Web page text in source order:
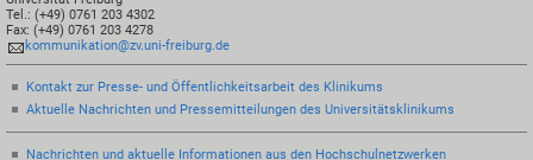
Tel.: (+49) 0761 203 4302
Fax: (+49) 0761 203 4278
kommunikation@zv.uni-freiburg.de
Kontakt zur Presse- und Öffentlichkeitsarbeit des Klinikums
Aktuelle Nachrichten und Pressemitteilungen des Universitätsklinikums
Nachrichten und aktuelle Informationen aus den Hochschulnetzwerken